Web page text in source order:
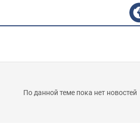
По данной теме пока нет новостей